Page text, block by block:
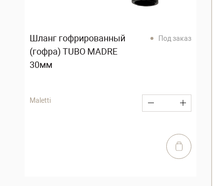
Шланг гофрированный
(гофра) TUBO MADRE
30мм
Под заказ
Maletti